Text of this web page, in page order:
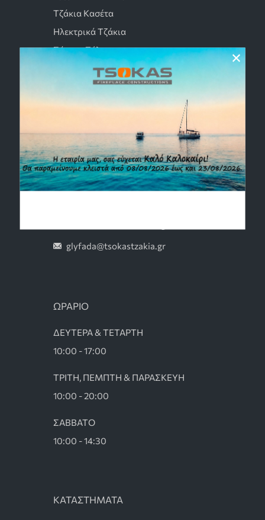
×
Τζάκια Κασέτα
Ηλεκτρικά Τζάκια
Σόμπες Ξύλου
Θέρμανση Εξωτερικού Χώρου
Σόμπες Αερίου
Outdoor Kitchens
ΚΑΤΑΣΤΗΜΑΤΑ
EMAIL
info@tsokastzakia.gr
glyfada@tsokastzakia.gr
ΩΡΑΡΙΟ
ΔΕΥΤΕΡΑ & ΤΕΤΑΡΤΗ
10:00 - 17:00
ΤΡΙΤΗ, ΠΕΜΠΤΗ & ΠΑΡΑΣΚΕΥΗ
10:00 - 20:00
ΣΑΒΒΑΤΟ
10:00 - 14:30